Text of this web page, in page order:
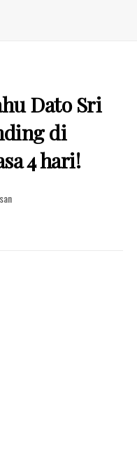
Dato Sri
di
4 hari!